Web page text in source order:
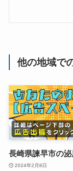
他の地域で
長崎県諫早市の
2024年2月8日